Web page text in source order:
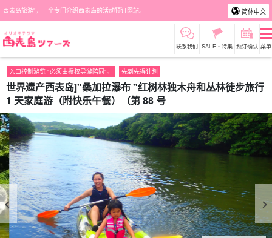
西表岛旅游"，一个专门介绍西表岛的活动预订网站。 简体中文
联系我们 SALE・特集 预订确认 菜单
入口控制游览 "必须由授权导游陪同"。 先到先得计划
世界遗产西表岛]"桑加拉瀑布 "红树林独木舟和丛林徒步旅行
1 天家庭游（附快乐午餐）（第 88 号